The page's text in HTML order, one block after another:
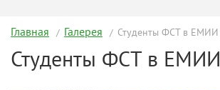
Главная Галерея Студенты ФСТ в ЕМИИ
Студенты ФСТ в ЕМИИ